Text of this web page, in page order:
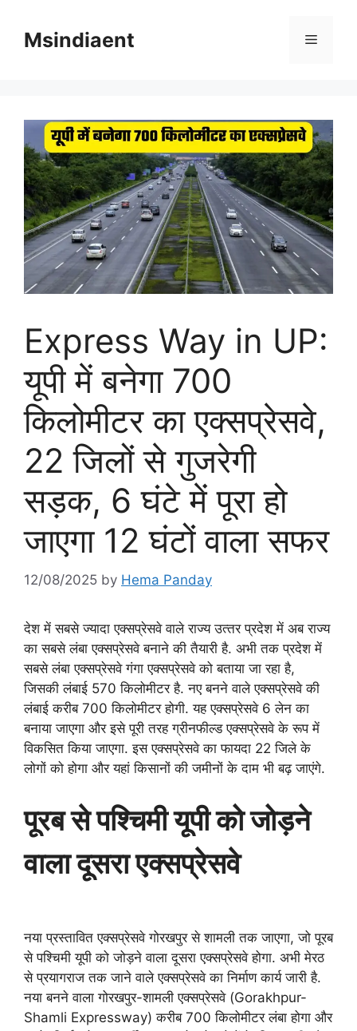
contentMsindiaent Menu
Express Way in UP:
यूपी में बनेगा 700
किलोमीटर का एक्‍सप्रेसवे,
22 जिलों से गुजरेगी
सड़क, 6 घंटे में पूरा हो
जाएगा 12 घंटों वाला सफर
12/08/2025 by Hema Panday
देश में सबसे ज्‍यादा एक्‍सप्रेसवे वाले राज्‍य उत्‍तर प्रदेश में अब राज्‍य
का सबसे लंबा एक्‍सप्रेसवे बनाने की तैयारी है. अभी तक प्रदेश में
सबसे लंबा एक्‍सप्रेसवे गंगा एक्‍सप्रेसवे को बताया जा रहा है,
जिसकी लंबाई 570 किलोमीटर है. नए बनने वाले एक्‍सप्रेसवे की
लंबाई करीब 700 किलोमीटर होगी. यह एक्‍सप्रेसवे 6 लेन का
बनाया जाएगा और इसे पूरी तरह ग्रीनफील्‍ड एक्‍सप्रेसवे के रूप में
विकसित किया जाएगा. इस एक्‍सप्रेसवे का फायदा 22 जिले के
लोगों को होगा और यहां किसानों की जमीनों के दाम भी बढ़ जाएंगे.
पूरब से पश्चिमी यूपी को जोड़ने
वाला दूसरा एक्‍सप्रेसवे
नया प्रस्‍तावित एक्‍सप्रेसवे गोरखपुर से शामली तक जाएगा, जो पूरब
से पश्चिमी यूपी को जोड़ने वाला दूसरा एक्‍सप्रेसवे होगा. अभी मेरठ
से प्रयागराज तक जाने वाले एक्‍सप्रेसवे का निर्माण कार्य जारी है.
नया बनने वाला गोरखपुर-शामली एक्‍सप्रेसवे (Gorakhpur-
Shamli Expressway) करीब 700 किलोमीटर लंबा होगा और